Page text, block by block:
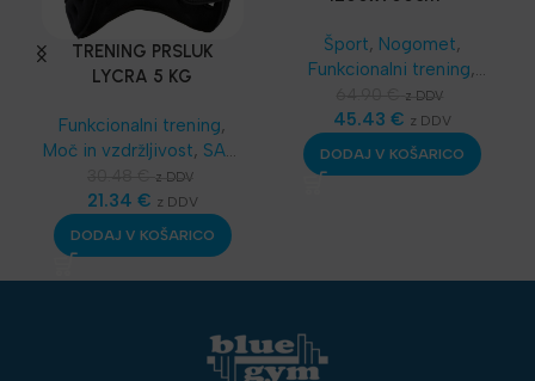
TRENING PRSLUK
LYCRA 5 KG
Funkcionalni trening,
Moč in vzdržljivost, SAQ
Dodatna
oprema, Najnovejša
oprema
z DDV
21.34 € z DDV
DODAJ V KOŠARICO
Šport, Nogomet,
Funkcionalni trening,
SKLZ Funkcionalni
trening,Najnovejša
oprema
z DDV
45.43 € z DDV
DODAJ V KOŠARICO